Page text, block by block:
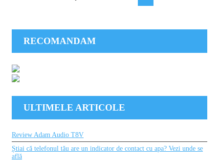
RECOMANDAM
ULTIMELE ARTICOLE
Review Adam Audio T8V
Știai că telefonul tău are un indicator de contact cu apa? Vezi unde se
află